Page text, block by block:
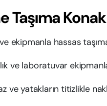
Taşıma Konak
ekipmanla hassas
ve laboratuvar
ve yatakların titizlikle